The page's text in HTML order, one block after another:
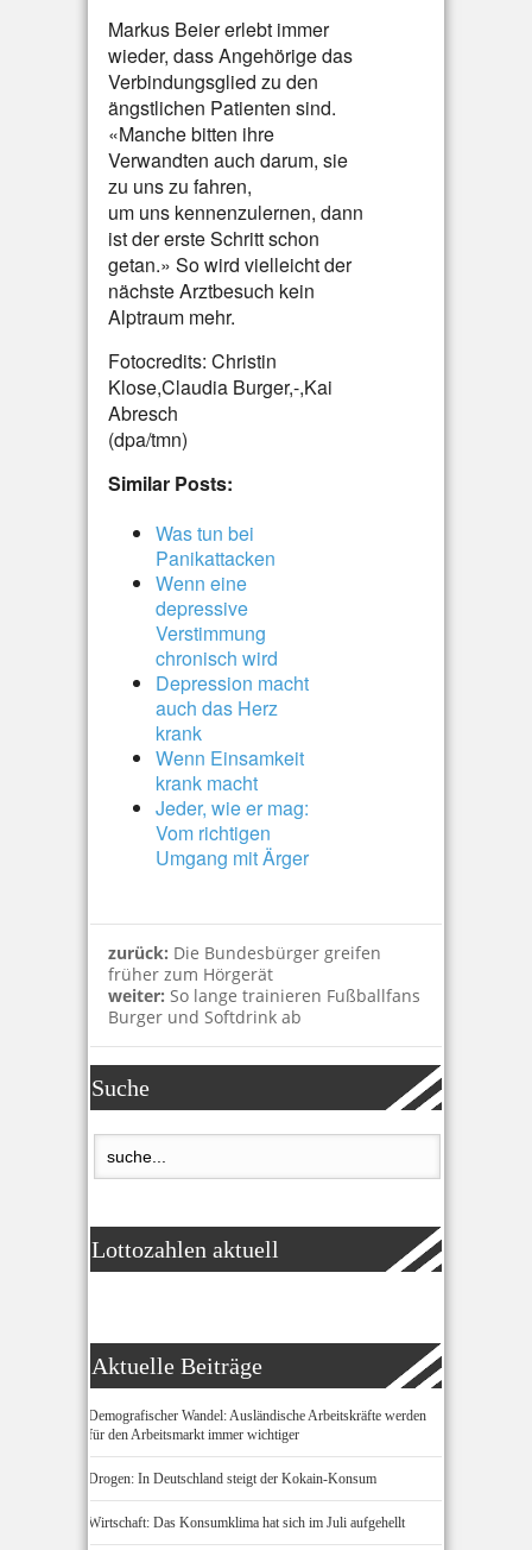
Markus Beier erlebt immer
wieder, dass Angehörige das
Verbindungsglied zu den
ängstlichen Patienten sind.
«Manche bitten ihre
Verwandten auch darum, sie
zu uns zu fahren,
um uns kennenzulernen, dann
ist der erste Schritt schon
getan.» So wird vielleicht der
nächste Arztbesuch kein
Alptraum mehr.
Fotocredits: Christin
Klose,Claudia Burger,-,Kai
Abresch
(dpa/tmn)
Similar Posts:
Was tun bei
Panikattacken
Wenn eine
depressive
Verstimmung
chronisch wird
Depression macht
auch das Herz
krank
Wenn Einsamkeit
krank macht
Jeder, wie er mag:
Vom richtigen
Umgang mit Ärger
zurück: Die Bundesbürger greifen
früher zum Hörgerät
weiter: So lange trainieren Fußballfans
Burger und Softdrink ab
Suche
Lottozahlen aktuell
Aktuelle Beiträge
Demografischer Wandel: Ausländische Arbeitskräfte werden
für den Arbeitsmarkt immer wichtiger
Drogen: In Deutschland steigt der Kokain-Konsum
Wirtschaft: Das Konsumklima hat sich im Juli aufgehellt